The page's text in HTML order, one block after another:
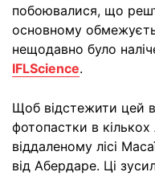
побоювалися, що
основному
нещодавно було
IFLScience.
Щоб відстежити цей
фотопастки в кількох
віддаленому лісі
від Абердаре. Ці